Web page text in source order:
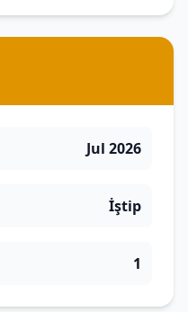
Jul 2026
İştip
1